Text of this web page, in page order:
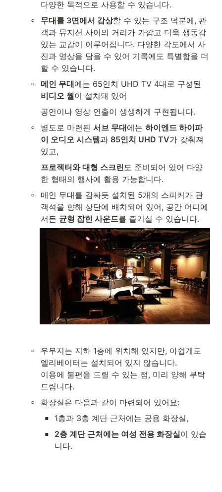
다양한 목적으로 사용할 수 있습니다.
◦ 무대를 3면에서 감상할 수 있는 구조 덕분에, 관
객과 뮤지션 사이의 거리가 가깝고 더욱 생동감
있는 교감이 이루어집니다. 다양한 각도에서 사
진과 영상을 담을 수 있어 기록에도 특별함을 더
할 수 있습니다.
◦ 메인 무대
비디오 월이 설치돼 있어
공연이나 영상 연출이 생생하게 구현됩니다.
◦ 별도로 마련된 서브 무대에는 하이엔드 하이파
이 오디오 시스템과 85인치 UHD TV가 갖춰져
있고,
프로젝터와 대형 스크린도 준비되어 있어 다양
한 형태의 행사에 활용 가능합니다.
◦
메인 무대를 감싸듯 설치된 5개의 스피커가 관
객석을 향해 상단에 배치되어 있어, 공간 어디에
서든 균형 잡힌 사운드를 즐기실 수 있습니다.
◦
우무지는 지하 1층에 위치해 있지만, 아쉽게도
엘리베이터는 설치되어 있지 않습니다.
이용에 불편을 드릴 수 있는 점, 미리 양해 부탁
드립니다.
◦ 화장실은 다음과 같이 마련되어 있어요:
▪ 1층과 3층 계단 근처에는 공용 화장실,
▪ 2층 계단 근처에는 여성 전용 화장실이 있습
니다.